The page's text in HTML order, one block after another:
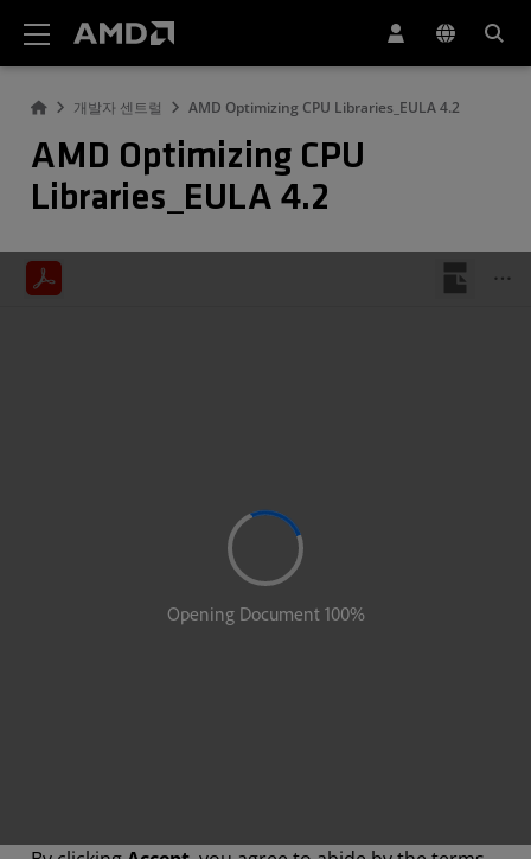
개발자 센트럴 AMD Optimizing CPU Libraries_EULA 4.2
AMD Optimizing CPU
Libraries_EULA 4.2